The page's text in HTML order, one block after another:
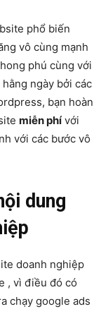
phổ biến
vô cùng mạnh
phú cùng với
ngày bởi các
bạn hoàn
miễn phívới
với các bước vô
dung
doanh nghiệp
, vì điều đó có
chạy google ads